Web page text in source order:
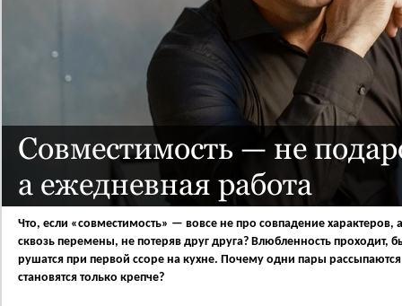
Совместимость — не
а ежедневная работа
Что, если «совместимость» — вовсе не про совпадение характеров,
сквозь перемены, не потеряв друг друга? Влюбленность проходит,
рушатся при первой ссоре на кухне. Почему одни пары
становятся только крепче?